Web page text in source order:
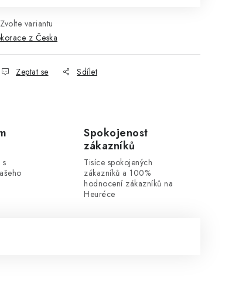
Zvolte variantu
z Česka
Zeptat se Sdílet
Spokojenost
zákazníků
Tisíce spokojených
zákazníků a 100%
hodnocení zákazníků na
Heuréce